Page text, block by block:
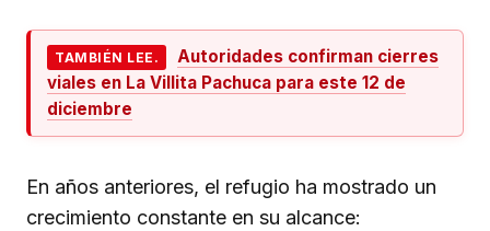
TAMBIÉN LEE.
Autoridades confirman cierres
viales en La Villita Pachuca para este 12 de
diciembre
En años anteriores, el refugio ha mostrado un
crecimiento constante en su alcance: